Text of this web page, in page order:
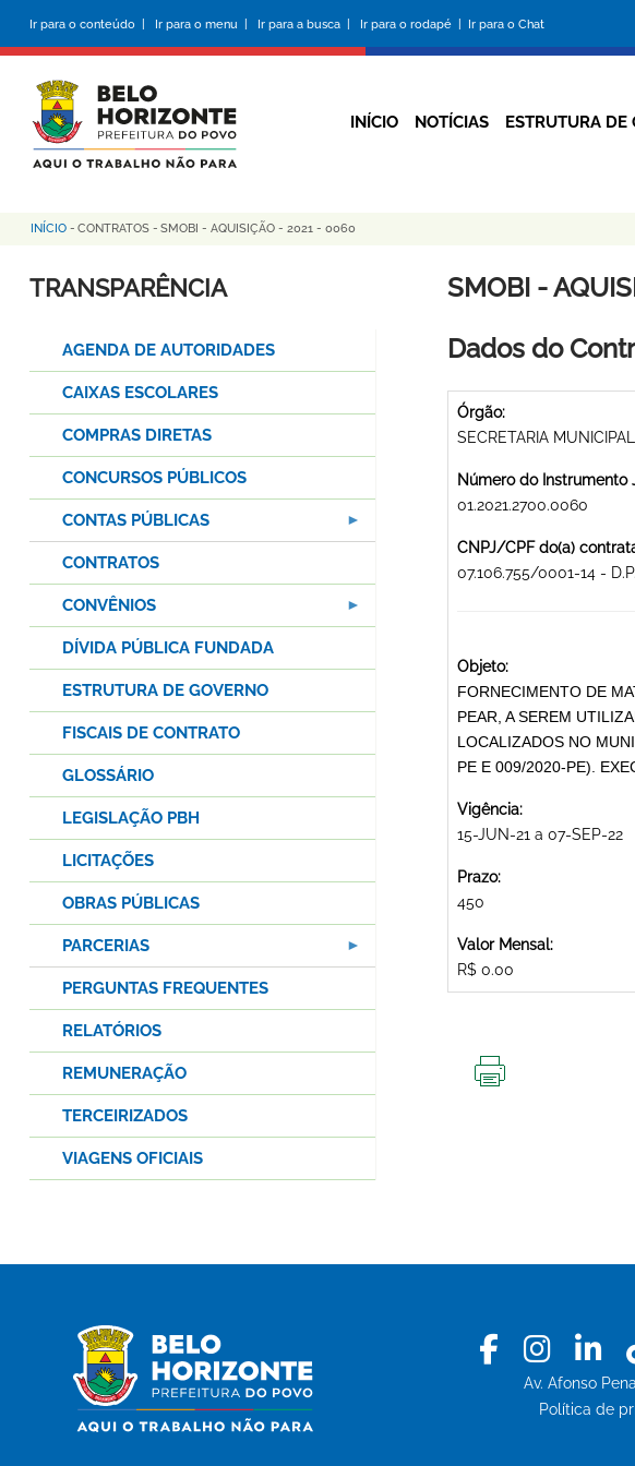
conteúdo
principal
Ir para o conteúdo | Ir para o menu | Ir para a busca | Ir para o rodapé | Ir para o Chat
INÍCIO NOTÍCIAS ESTRUTURA DE
Trilha
de
INÍCIO - CONTRATOS - SMOBI - AQUISIÇÃO - 2021 - 0060
SMOBI -
Dados do
Órgão:
SECRETARIA
Número do Instrumento
01.2021.2700.0060
CNPJ/CPF do(a)
07.106.755/0001-14 -
Objeto:
FORNECIMENTO DE
PEAR, A SEREM
LOCALIZADOS NO
PE E 009/2020-PE).
Vigência:
15-JUN-21 a 07-SEP-22
Prazo:
450
Valor Mensal:
R$ 0.00
TRANSPARÊNCIA
AGENDA DE AUTORIDADES
CAIXAS ESCOLARES
COMPRAS DIRETAS
CONCURSOS PÚBLICOS
CONTAS PÚBLICAS
CONTRATOS
CONVÊNIOS
DÍVIDA PÚBLICA FUNDADA
ESTRUTURA DE GOVERNO
FISCAIS DE CONTRATO
GLOSSÁRIO
LEGISLAÇÃO PBH
LICITAÇÕES
OBRAS PÚBLICAS
PARCERIAS
PERGUNTAS FREQUENTES
RELATÓRIOS
REMUNERAÇÃO
TERCEIRIZADOS
VIAGENS OFICIAIS
Av. Afonso
Política de